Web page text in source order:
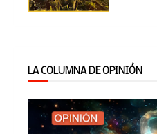
LA COLUMNA DE OPINIÓN